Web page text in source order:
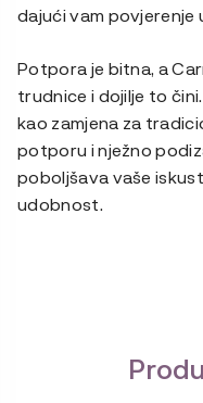
dajući vam povjerenje
Potpora je bitna, a
trudnice i dojilje to
kao zamjena za
potporu i nježno
poboljšava vaše
udobnost.